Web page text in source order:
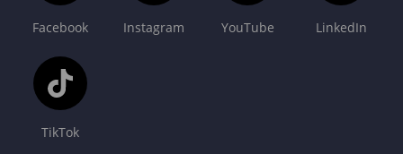
Facebook Instagram YouTube LinkedIn
TikTok